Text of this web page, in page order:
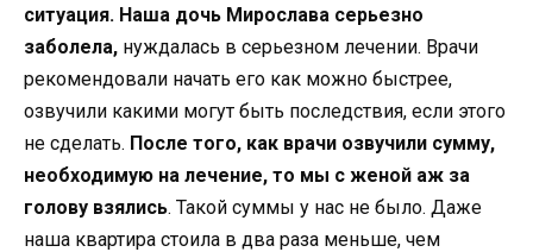
ситуация. Наша дочь Мирослава серьезно
заболела, нуждалась в серьезном лечении. Врачи
рекомендовали начать его как можно быстрее,
озвучили какими могут быть последствия, если этого
не сделать. После того, как врачи озвучили сумму,
необходимую на лечение, то мы с женой аж за
голову взялись. Такой суммы у нас не было. Даже
наша квартира стоила в два раза меньше, чем